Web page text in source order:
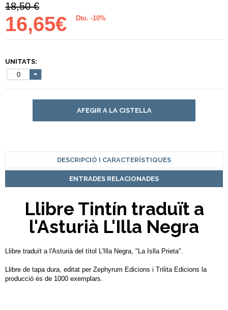
18,50 €
16,65€ Dto. -10%
UNITATS:
0
AFEGIR A LA CISTELLA
DESCRIPCIÓ I CARACTERÍSTIQUES
ENTRADES RELACIONADES
Llibre Tintín traduït a
l'Asturià L'Illa Negra
Llibre traduït a l'Asturià del títol L'Illa Negra, "La Islla Prieta".
Llibre de tapa dura, editat per Zephyrum Edicions i Trilita Edicions la
producció és de 1000 exemplars.